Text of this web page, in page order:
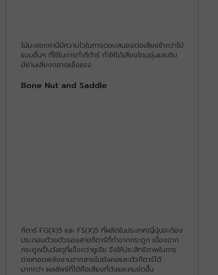
ไม้มะฮอกกานีมีความไวในการตอบสนองต่อเสียงช้ากว่าไม้
แบบอื่นๆ ที่ใช้ในการทำกีต้าร์ ทำให้ได้เสียงโทนอุ่นและดิบ
มีย่านเสียงกลางแข็งแรง
Bone Nut and Saddle
กีตาร์ FG(X)5 และ FS(X)5 ที่ผลิตในประเทศญี่ปุ่นจะต้อง
ประกอบด้วยตัวรองสายกีตาร์ที่ทำจากกระดูก เนื่องจาก
กระดูกเป็นวัสดุที่แข็งกว่ายูเรีย จึงให้ประสิทธิภาพในการ
ถ่ายทอดพลังงานจากสายไปยังคอและตัวกีตาร์ได้
มากกว่า ผลลัพธ์ที่ได้คือเสียงที่ดังและคมชัดขึ้น